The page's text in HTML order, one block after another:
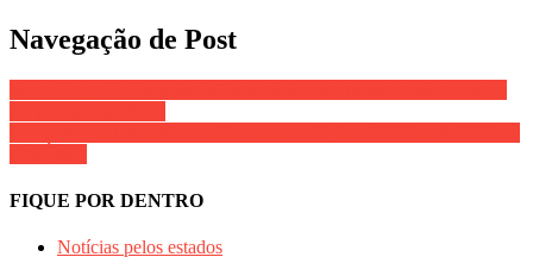
Navegação de Post
FIQUE POR DENTRO
Notícias pelos estados